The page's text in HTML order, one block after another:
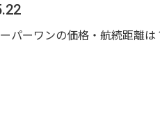
パーワンの価格・航続距離